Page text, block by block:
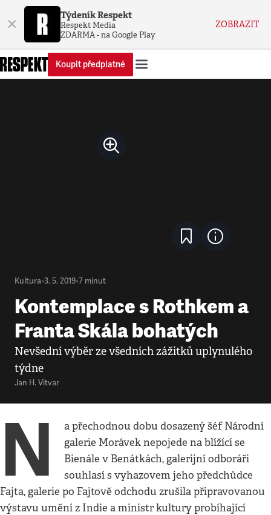
× Týdeník Respekt
Respekt Media
ZDARMA - na Google Play
ZOBRAZIT
Koupit předplatné
Kultura•3. 5. 2019•7 minut
Kontemplace s Rothkem a
Franta Skála bohatých
Nevšední výběr ze všedních zážitků uplynulého
týdne
Jan H. Vitvar
N
a přechodnou dobu dosazený šéf Národní
galerie Morávek nepojede na blížící se
Bienále v Benátkách, galerijní odboráři
souhlasí s vyhazovem jeho předchůdce
Fajta, galerie po Fajtově odchodu zrušila připravovanou
výstavu umění z Indie a ministr kultury probíhající